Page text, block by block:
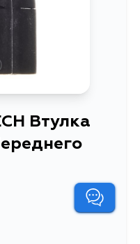
Втулка